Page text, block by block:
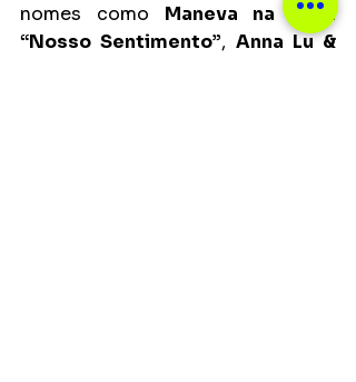
nomes como Maneva na faixa
“Nosso Sentimento”, Anna Lu &